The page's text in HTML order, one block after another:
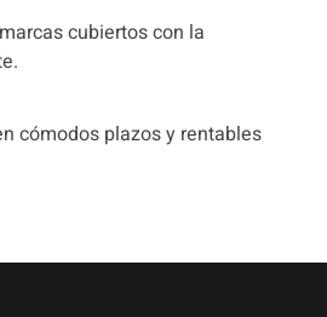
cubiertos con la
cómodos plazos y rentables